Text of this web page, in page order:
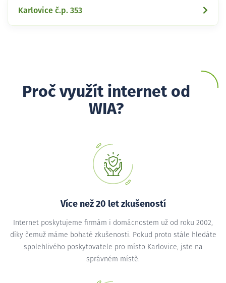
Karlovice č.p. 353
Proč využít internet od
WIA?
Více než 20 let zkušeností
Internet poskytujeme firmám i domácnostem už od roku 2002,
díky čemuž máme bohaté zkušenosti. Pokud proto stále hledáte
spolehlivého poskytovatele pro místo Karlovice, jste na
správném místě.